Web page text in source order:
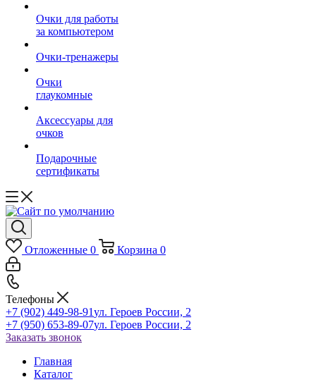
Очки для работы
за компьютером
Очки-тренажеры
Очки
глаукомные
Аксессуары для
очков
Подарочные
сертификаты
Отложенные 0 Корзина 0
Телефоны
+7 (902) 449-98-91ул. Героев России, 2
+7 (950) 653-89-07ул. Героев России, 2
Заказать звонок
Главная
Каталог